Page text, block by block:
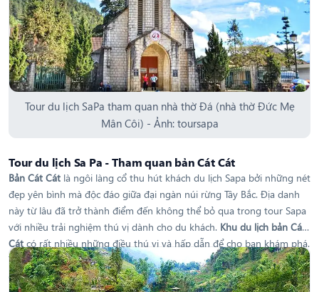
Tour du lịch SaPa tham quan nhà thờ Đá (nhà thờ Đức Mẹ
Mân Côi) - Ảnh: toursapa
Tour du lịch Sa Pa - Tham quan bản Cát Cát
Bản Cát Cát là ngôi làng cổ thu hút khách du lịch Sapa bởi những nét
đẹp yên bình mà độc đáo giữa đại ngàn núi rừng Tây Bắc. Địa danh
này từ lâu đã trở thành điểm đến không thể bỏ qua trong tour Sapa
với nhiều trải nghiệm thú vị dành cho du khách. Khu du lịch bản Cát
Cát có rất nhiều những điều thú vị và hấp dẫn để cho bạn khám phá.
Từ những con đường nhỏ, những ngôi nhà bé xíu, làng nghề thủ
công, thác suối, Gem valley bản Cát Cát,..